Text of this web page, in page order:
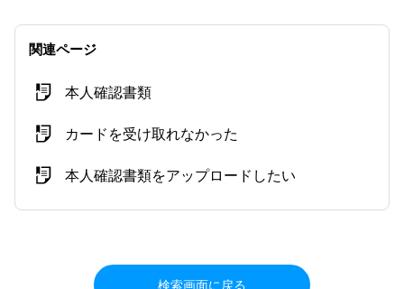
関連ページ
本人確認書類
カードを受け取れなかった
本人確認書類をアップロードしたい
検索画面に戻る